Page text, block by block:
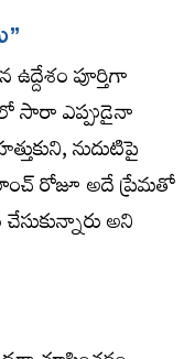
పూర్తిగా
సారా ఎప్పుడైనా
నుదుటిపై
రోజూ అదే ప్రేమతో
అని